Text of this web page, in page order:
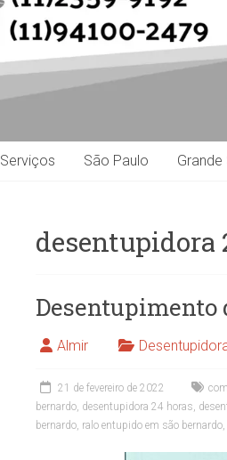
Serviços São Paulo
desentupidora
Desentupimento
Almir
21 de fevereiro de 2022
bernardo, desentupidora 24 horas,
bernardo, ralo entupido em são bernardo,